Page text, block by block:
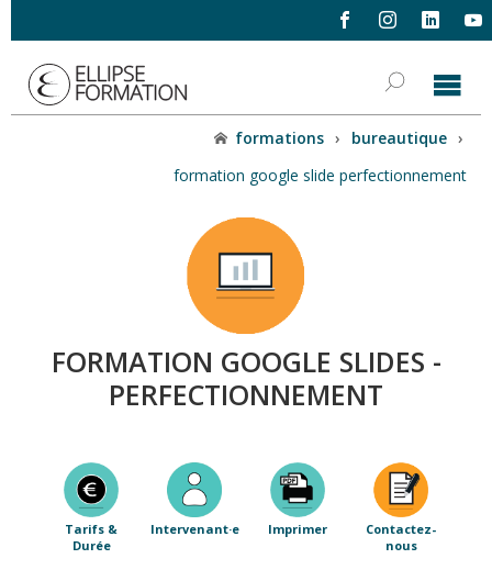
formations › bureautique ›
formation google slide perfectionnement
FORMATION GOOGLE SLIDES -
PERFECTIONNEMENT
Tarifs &
Durée
Intervenant·e Imprimer
Contactez-
nous